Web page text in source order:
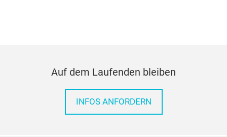
Auf dem Laufenden bleiben
INFOS ANFORDERN